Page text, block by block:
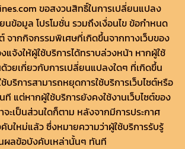
ขอสงวนสิทธิ์ในการเปลี่ยนแปลง
นข้อมูล โปรโมชั่น รวมถึงเงื่อนไข ข้อกำหนด
จากกิจกรรมพิเศษที่เกิดขึ้นจากทางเว็บของ
งแจ้งให้ผู้ใช้บริการได้ทราบล่วงหน้า หากผู้ใช้
ด้วยเกี่ยวกับการเปลี่ยนแปลงใดๆ ที่เกิดขึ้น
บริการสามารถหยุดการใช้บริการเว็บไซต์หรือ
แต่หากผู้ใช้บริการยังคงใช้งานเว็บไซต์ของ
าจะเป็นส่วนใดก็ตาม หลังจากมีการประกาศ
บใหม่แล้ว ซึ่งหมายความว่าผู้ใช้บริการรับรู้
ผลข้อบังคับเหล่านั้นๆ ทันที